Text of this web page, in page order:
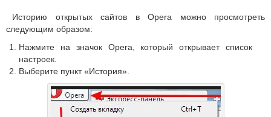
Историю открытых сайтов в Opera можно просмотреть
следующим образом:
Нажмите на значок Opera, который открывает список
настроек.
Выберите пункт «История».